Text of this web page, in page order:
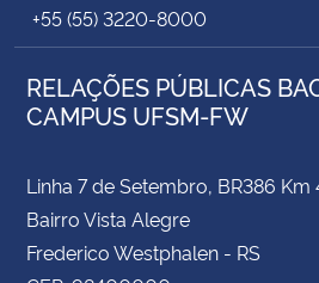
+55 (55) 3220-8000
RELAÇÕES PÚBLICAS
CAMPUS UFSM-FW
Linha 7 de Setembro, BR386
Bairro Vista Alegre
Frederico Westphalen - RS